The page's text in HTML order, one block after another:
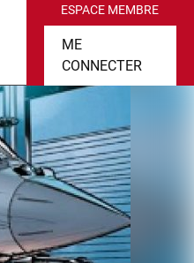
ESPACE MEMBRE
ME
CONNECTER